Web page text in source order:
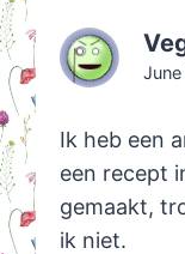
Ik heb een
een recept
gemaakt,
ik niet.